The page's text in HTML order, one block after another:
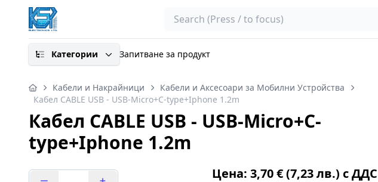
Search
Категории Запитване за продукт
Кабели и Накрайници
Кабели и Аксесоари за Мобилни Устройства
Кaбел CABLE USB - USB-Micro+C-type+Iphone 1.2m
Кaбел CABLE USB - USB-Micro+C-
type+Iphone 1.2m
Цена: 3,70 € (7,23 лв.) с ДДС